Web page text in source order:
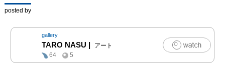
種明かしをするかのよう
に、グラファイトで着彩
された漆黒の木が台座の
うえに「彫刻」として展
示されている。見上げる
と天井から、圧倒的な不
posted by
gallery
TARO NASU |
アート
64
5